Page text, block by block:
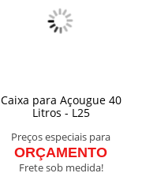
Caixa para Açougue 40
Litros - L25
Preços especiais para
ORÇAMENTO
Frete sob medida!